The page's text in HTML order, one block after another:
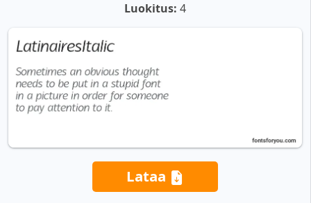
Luokitus: 4
Lataa